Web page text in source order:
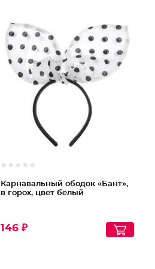
Карнавальный ободок «Бант»,
в горох, цвет белый
146 ₽